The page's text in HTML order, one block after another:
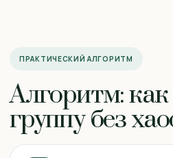
ПРАКТИЧЕСКИЙ АЛГОРИТМ
Алгоритм: как
группу без